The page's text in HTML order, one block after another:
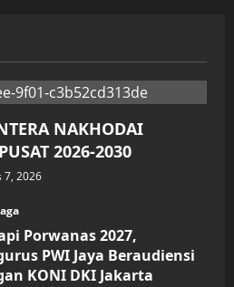
NAKHODAI
2026-2030
7, 2026
Porwanas 2027,
PWI Jaya Beraudiensi
KONI DKI Jakarta